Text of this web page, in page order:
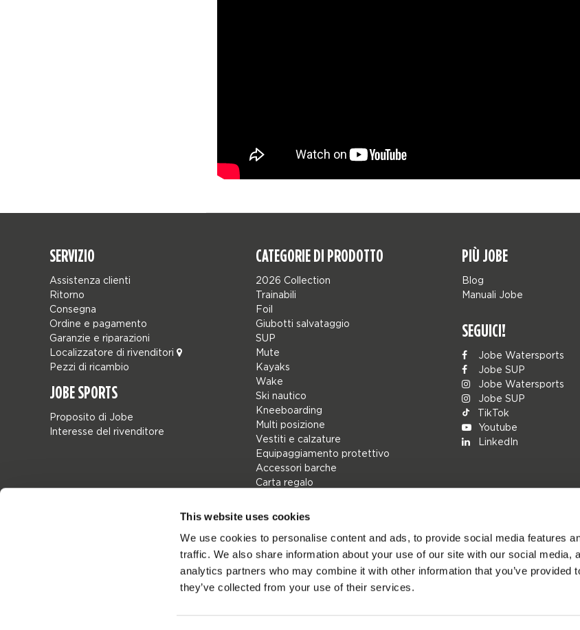
This website uses cookies
We use cookies to personalise content and ads, to provide social media features
traffic. We also share information about your use of our site with our social media,
analytics partners who may combine it with other information that you’ve provided
they’ve collected from your use of their services.
SERVIZIO
Assistenza clienti
Ritorno
Consegna
Ordine e pagamento
Garanzie e riparazioni
Localizzatore di rivenditori
Pezzi di ricambio
JOBE SPORTS
Proposito di Jobe
Interesse del rivenditore
CATEGORIE DI PRODOTTO
2026 Collection
Trainabili
Foil
Giubotti salvataggio
SUP
Mute
Kayaks
Wake
Ski nautico
Kneeboarding
Multi posizione
Vestiti e calzature
Equipaggiamento protettivo
Accessori barche
Carta regalo
Collaborations
SALE
Mix & Match
Pezzi di ricambio
PIÙ JOBE
Blog
Manuali Jobe
SEGUICI!
Jobe Watersports
Jobe SUP
Jobe Watersports
Jobe SUP
TikTok
Youtube
LinkedIn